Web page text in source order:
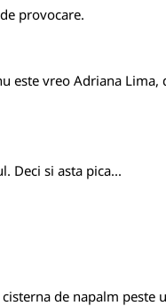
provocare.
vreo Adriana
Deci si asta pica...
de napalm